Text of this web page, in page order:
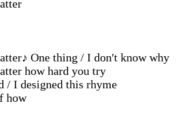
♪ One thing / I don′t know why
how hard you try
/ I designed this rhyme
how